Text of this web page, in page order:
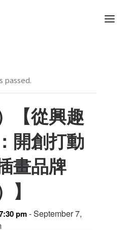
passed.
【從興趣
開創打動
畫品牌
】
pm-September 7,